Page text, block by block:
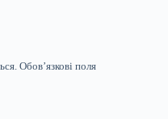
Обов’язкові поля